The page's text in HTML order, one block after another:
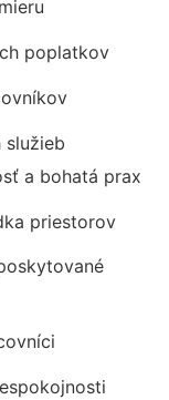
poplatkov
služieb
a bohatá prax
priestorov